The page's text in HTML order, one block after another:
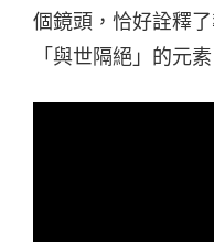
個鏡頭，恰好詮釋
「與世隔絕」的元素